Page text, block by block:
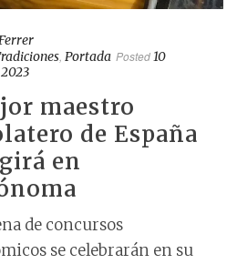
Portada Posted 10
maestro
de España
en
de concursos
se celebrarán en su